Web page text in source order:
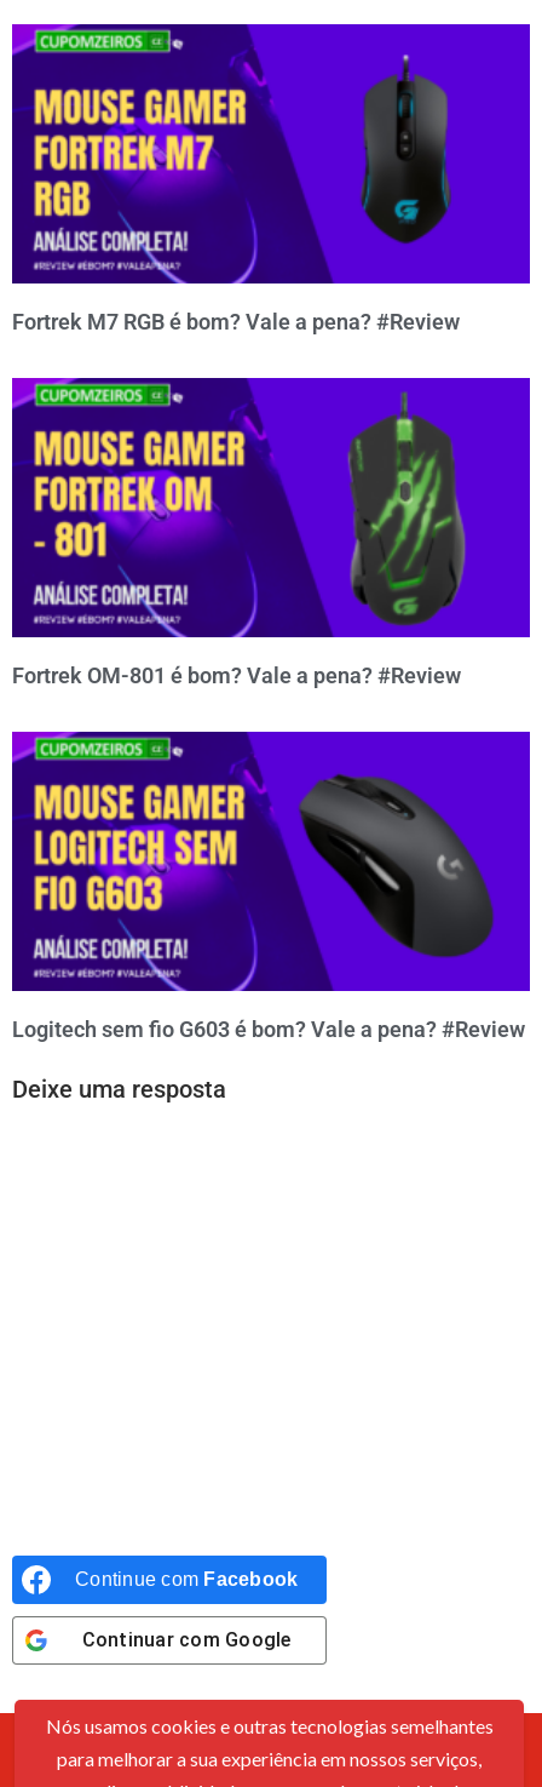
Fortrek M7 RGB é bom? Vale a pena? #Review
Fortrek OM-801 é bom? Vale a pena? #Review
Logitech sem fio G603 é bom? Vale a pena? #Review
Deixe uma resposta
Continue com Facebook
Continuar com Google
Contato Sobre Nós Política De Cookies Termos De Uso
Nós usamos cookies e outras tecnologias semelhantes
para melhorar a sua experiência em nossos serviços,